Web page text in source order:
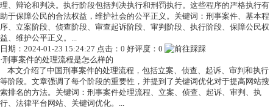
理、辩论和判决。执行阶段包括判决执行和刑罚执行。这些程序的严格执行有
助于保障公民的合法权益，维护社会的公平正义。关键词：刑事案件、基本程
序、立案阶段、侦查阶段、审查起诉阶段、审判阶段、执行阶段、保障公民权
益、维护公平正义。...
日期：2024-01-23 15:24:27 点击：0 好评度：0
·刑事案件的处理流程是怎么样的
本文介绍了中国刑事案件的处理流程，包括立案、侦查、起诉、审判和执行
等阶段。文章强调了每个阶段的重要性，并提到了关键词优化对于提高网站搜
索排名的方法。关键词：刑事案件处理流程、立案、侦查、起诉、审判、执
行、法律平台网站、关键词优化。...